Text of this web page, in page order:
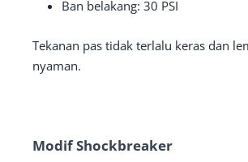
Ban belakang: 30 PSI
Tekanan pas tidak terlalu keras dan
nyaman.
Modif Shockbreaker